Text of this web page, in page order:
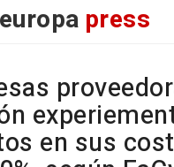
europa press
en sus